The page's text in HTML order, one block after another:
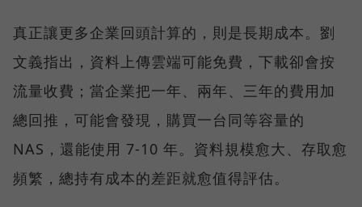
真正讓更多企業回頭計算的，則是長期成本。劉
文義指出，資料上傳雲端可能免費，下載卻會按
流量收費；當企業把一年、兩年、三年的費用加
總回推，可能會發現，購買一台同等容量的
NAS，還能使用 7-10 年。資料規模愈大、存取愈
頻繁，總持有成本的差距就愈值得評估。